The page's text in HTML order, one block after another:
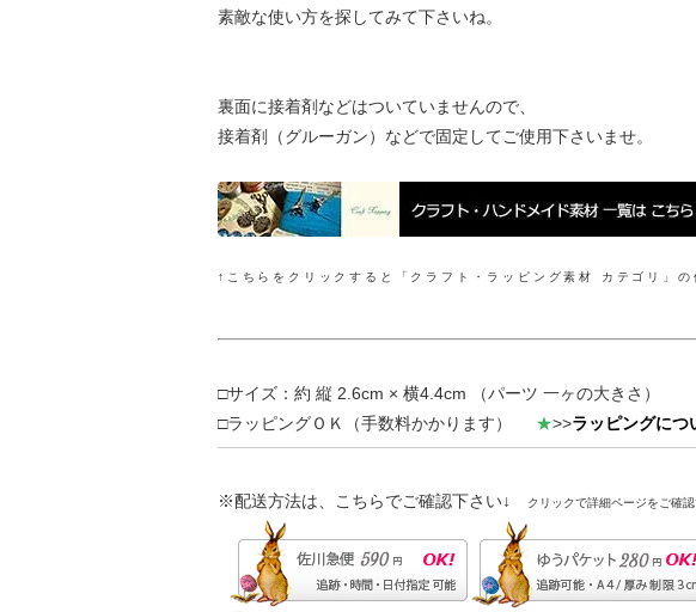
素敵な使い方を探してみて下さいね。
裏面に接着剤などはついていませんので、
接着剤（グルーガン）などで固定してご使用下さいませ。
↑こちらをクリックすると「クラフト・ラッピング素材 カテゴリ」
□サイズ：約 縦 2.6cm × 横4.4cm （パーツ 一ヶの大きさ）
□ラッピングＯＫ（手数料かかります） ★>>ラッピングにつ
※配送方法は、こちらでご確認下さい↓ クリックで詳細ページをご確認